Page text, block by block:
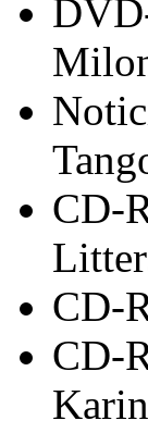
CD-
CD-
CD-